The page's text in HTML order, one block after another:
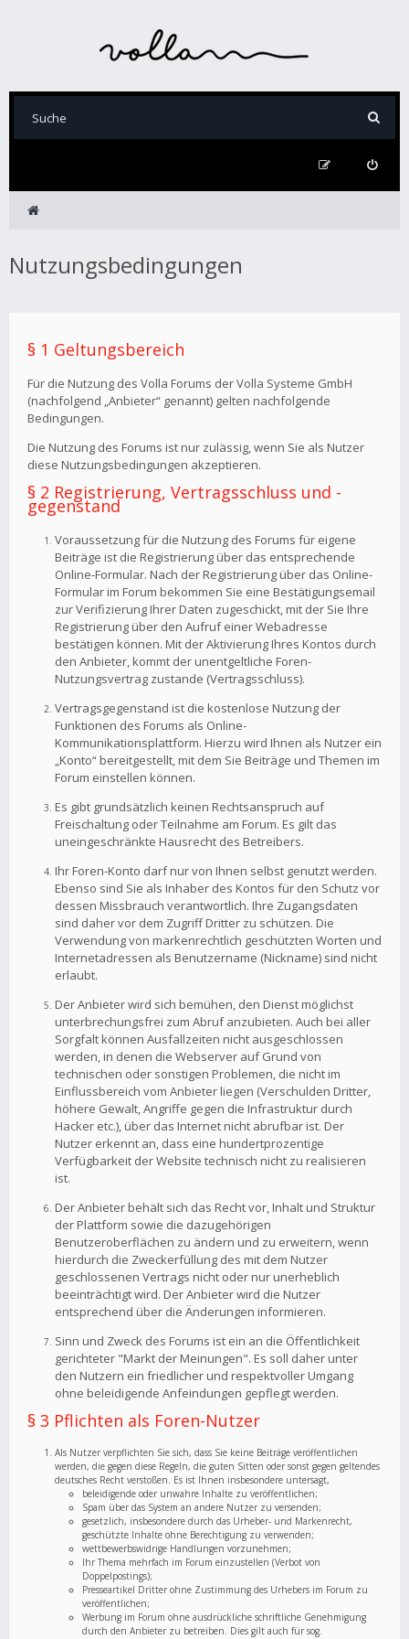
Nutzungsbedingungen
§ 1 Geltungsbereich
Für die Nutzung des Volla Forums der Volla Systeme GmbH
(nachfolgend „Anbieter“ genannt) gelten nachfolgende
Bedingungen.
Die Nutzung des Forums ist nur zulässig, wenn Sie als Nutzer
diese Nutzungsbedingungen akzeptieren.
§ 2 Registrierung, Vertragsschluss und -
gegenstand
Voraussetzung für die Nutzung des Forums für eigene
Beiträge ist die Registrierung über das entsprechende
Online-Formular. Nach der Registrierung über das Online-
Formular im Forum bekommen Sie eine Bestätigungsemail
zur Verifizierung Ihrer Daten zugeschickt, mit der Sie Ihre
Registrierung über den Aufruf einer Webadresse
bestätigen können. Mit der Aktivierung Ihres Kontos durch
den Anbieter, kommt der unentgeltliche Foren-
Nutzungsvertrag zustande (Vertragsschluss).
Vertragsgegenstand ist die kostenlose Nutzung der
Funktionen des Forums als Online-
Kommunikationsplattform. Hierzu wird Ihnen als Nutzer ein
„Konto“ bereitgestellt, mit dem Sie Beiträge und Themen im
Forum einstellen können.
Es gibt grundsätzlich keinen Rechtsanspruch auf
Freischaltung oder Teilnahme am Forum. Es gilt das
uneingeschränkte Hausrecht des Betreibers.
Ihr Foren-Konto darf nur von Ihnen selbst genutzt werden.
Ebenso sind Sie als Inhaber des Kontos für den Schutz vor
dessen Missbrauch verantwortlich. Ihre Zugangsdaten
sind daher vor dem Zugriff Dritter zu schützen. Die
Verwendung von markenrechtlich geschützten Worten und
Internetadressen als Benutzername (Nickname) sind nicht
erlaubt.
Der Anbieter wird sich bemühen, den Dienst möglichst
unterbrechungsfrei zum Abruf anzubieten. Auch bei aller
Sorgfalt können Ausfallzeiten nicht ausgeschlossen
werden, in denen die Webserver auf Grund von
technischen oder sonstigen Problemen, die nicht im
Einflussbereich vom Anbieter liegen (Verschulden Dritter,
höhere Gewalt, Angriffe gegen die Infrastruktur durch
Hacker etc.), über das Internet nicht abrufbar ist. Der
Nutzer erkennt an, dass eine hundertprozentige
Verfügbarkeit der Website technisch nicht zu realisieren
ist.
Der Anbieter behält sich das Recht vor, Inhalt und Struktur
der Plattform sowie die dazugehörigen
Benutzeroberflächen zu ändern und zu erweitern, wenn
hierdurch die Zweckerfüllung des mit dem Nutzer
geschlossenen Vertrags nicht oder nur unerheblich
beeinträchtigt wird. Der Anbieter wird die Nutzer
entsprechend über die Änderungen informieren.
Sinn und Zweck des Forums ist ein an die Öffentlichkeit
gerichteter "Markt der Meinungen". Es soll daher unter
den Nutzern ein friedlicher und respektvoller Umgang
ohne beleidigende Anfeindungen gepflegt werden.
§ 3 Pflichten als Foren-Nutzer
Als Nutzer verpflichten Sie sich, dass Sie keine Beiträge veröffentlichen
werden, die gegen diese Regeln, die guten Sitten oder sonst gegen geltendes
deutsches Recht verstoßen. Es ist Ihnen insbesondere untersagt,
beleidigende oder unwahre Inhalte zu veröffentlichen;
Spam über das System an andere Nutzer zu versenden;
gesetzlich, insbesondere durch das Urheber- und Markenrecht,
geschützte Inhalte ohne Berechtigung zu verwenden;
wettbewerbswidrige Handlungen vorzunehmen;
Ihr Thema mehrfach im Forum einzustellen (Verbot von
Doppelpostings);
Presseartikel Dritter ohne Zustimmung des Urhebers im Forum zu
veröffentlichen;
Werbung im Forum ohne ausdrückliche schriftliche Genehmigung
durch den Anbieter zu betreiben. Dies gilt auch für sog.